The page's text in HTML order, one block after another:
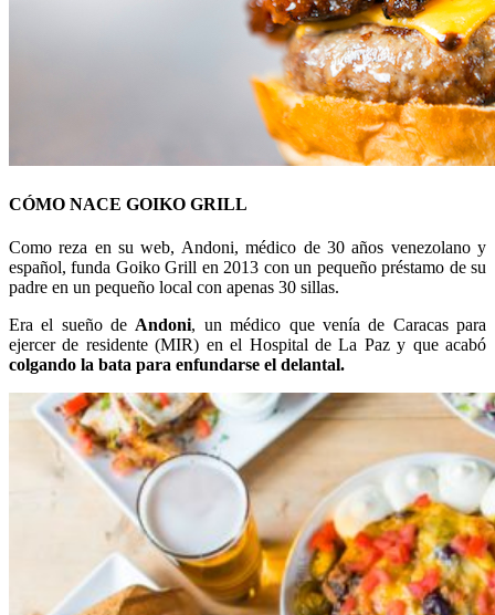
CÓMO NACE GOIKO GRILL
Como reza en su web, Andoni, médico de 30 años venezolano y
español, funda Goiko Grill en 2013 con un pequeño préstamo de su
padre en un pequeño local con apenas 30 sillas.
Era el sueño de Andoni, un médico que venía de Caracas para
ejercer de residente (MIR) en el Hospital de La Paz y que acabó
colgando la bata para enfundarse el delantal.